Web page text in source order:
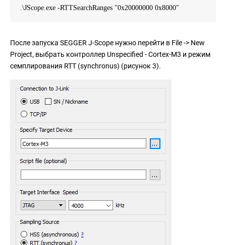
.\JScope.exe -RTTSearchRanges "0x20000000 0x8000"
После запуска SEGGER J-Scope нужно перейти в File -> New
Project, выбрать контроллер Unspecified - Cortex-M3 и режим
семплирования RTT (synchronus) (рисунок 3).